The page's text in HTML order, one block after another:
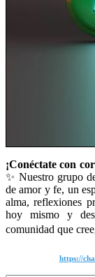
¡Conéctate con
✨ Nuestro grupo
de amor y fe, un
alma, reflexiones
hoy mismo y
comunidad que
https://